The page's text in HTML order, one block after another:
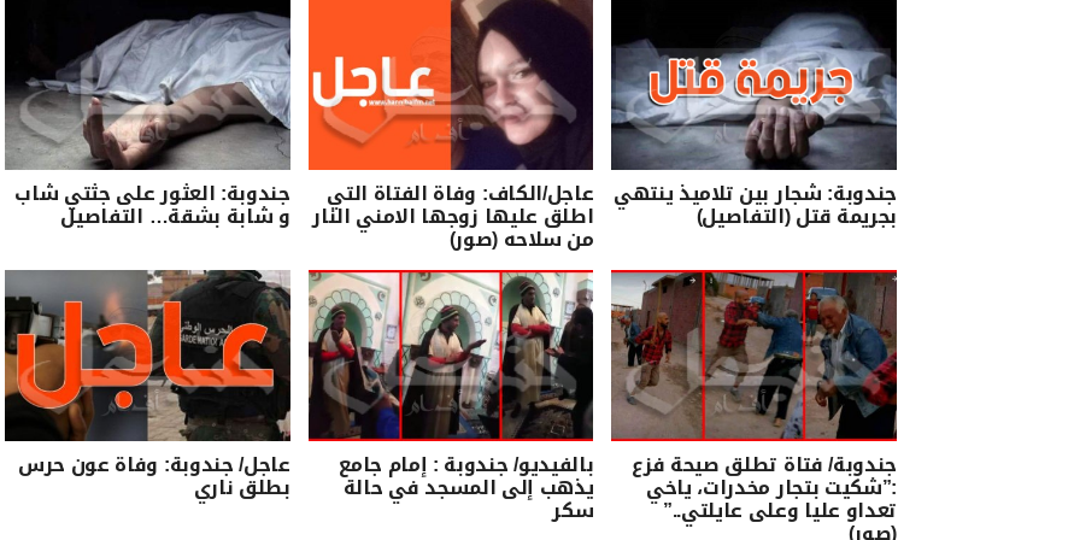
جندوبة: شجار بين تلاميذ ينتهي
بجريمة قتل (التفاصيل)
عاجل/الكاف: وفاة الفتاة التي
اطلق عليها زوجها الامني النار
من سلاحه (صور)
جندوبة: العثور على جثتي شاب
و شابة بشقة… التفاصيل
جندوبة/ فتاة تطلق صيحة فزع
:”شكيت بتجار مخدرات، ياخي
تعداو عليا وعلى عايلتي..”
بالفيديو/ جندوبة : إمام جامع
يذهب إلى المسجد في حالة
سكر
عاجل/ جندوبة: وفاة عون حرس
بطلق ناري